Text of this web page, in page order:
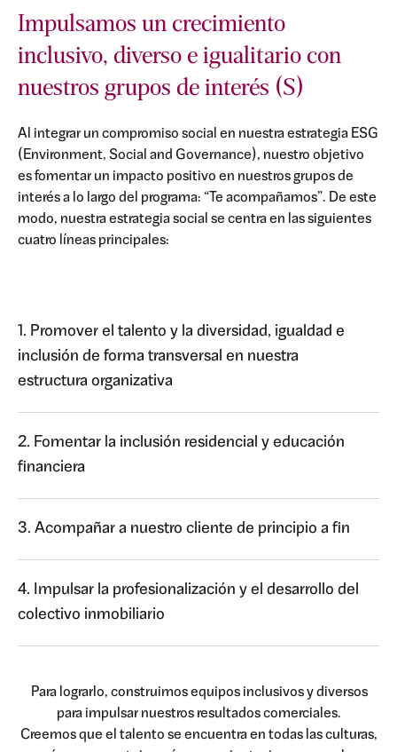
Impulsamos un crecimiento
inclusivo, diverso e igualitario con
nuestros grupos de interés (S)
Al integrar un compromiso social en nuestra estrategia ESG
(Environment, Social and Governance), nuestro objetivo
es fomentar un impacto positivo en nuestros grupos de
interés a lo largo del programa: “Te acompañamos”. De este
modo, nuestra estrategia social se centra en las siguientes
cuatro líneas principales:
1. Promover el talento y la diversidad, igualdad e
inclusión de forma transversal en nuestra
estructura organizativa
2. Fomentar la inclusión residencial y educación
financiera
3. Acompañar a nuestro cliente de principio a fin
4. Impulsar la profesionalización y el desarrollo del
colectivo inmobiliario
Para lograrlo, construimos equipos inclusivos y diversos
para impulsar nuestros resultados comerciales.
Creemos que el talento se encuentra en todas las culturas,